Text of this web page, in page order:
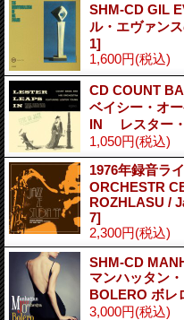
SHM-CD GIL
ル・エヴァン
1]
1,600円(税込)
CD COUNT
ベイシー・オ
IN レスター
1,050円(税込)
1976年録音ラ
ORCHESTR
ROZHLASU /
7]
2,300円(税込)
SHM-CD
マンハッタン
BOLERO ボレ
3,000円(税込)